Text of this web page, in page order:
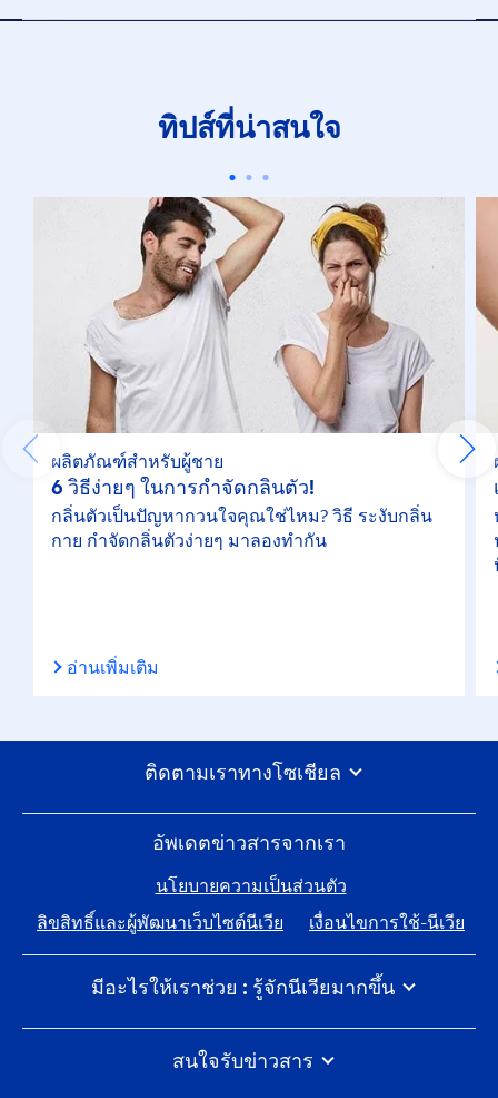
ทิปส์ที่น่าสนใจ
ผลิตภัณฑ์สำหรับผู้ชาย
6 วิธีง่ายๆ ในการกำจัดกลิ่นตัว!
กลิ่นตัวเป็นปัญหากวนใจคุณใช่ไหม? วิธี ระงับกลิ่น
กาย กำจัดกลิ่นตัวง่ายๆ มาลองทำกัน
อ่านเพิ่มเติม
อัพเดตข่าวสารจากเรา
นโยบายความเป็นส่วนตัว
ลิขสิทธิ์และผู้พัฒนาเว็บไซต์นีเวีย
เงื่อนไขการใช้-นีเวีย
มีอะไรให้เราช่วย : รู้จักนีเวียมากขึ้น
นีเวีย 100 ปีแห่งการดูแลผิว
ร่วมงานกับไบเออร์สด๊อรฟ
นีเวียสัมผัสโลกอย่างไร
พูดคุยกับทีมนีเวียได้เสมอ
สนใจรับข่าวสาร
ติดตามเราทางโซเชียล